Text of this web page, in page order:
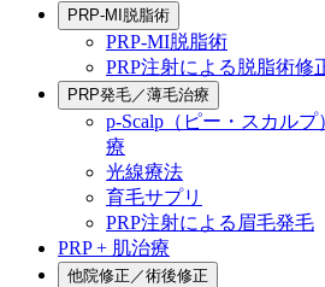
PRP-MI脱脂術
PRP-MI脱脂術
PRP注射による脱脂術修
PRP発毛／薄毛治療
p-Scalp（ピー・スカル
療
光線療法
育毛サプリ
PRP注射による眉毛発毛
PRP + 肌治療
他院修正／術後修正